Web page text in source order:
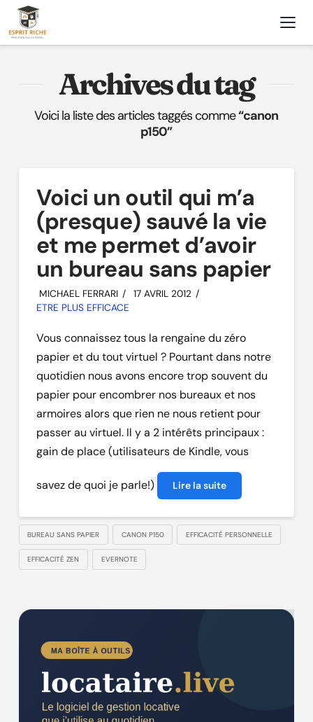
Archives du tag
Voici la liste des articles taggés comme“canon
p150”
Voici un outil qui m’a
(presque) sauvé la vie
et me permet d’avoir
un bureau sans papier
MICHAEL FERRARI
17 AVRIL 2012
ETRE PLUS EFFICACE
Vous connaissez tous la rengaine du zéro
papier et du tout virtuel ? Pourtant dans notre
quotidien nous avons encore trop souvent du
papier pour encombrer nos bureaux et nos
armoires alors que rien ne nous retient pour
passer au virtuel. Il y a 2 intérêts principaux :
gain de place (utilisateurs de Kindle, vous
savez de quoi je parle!) Lire la suite
BUREAU SANS PAPIER CANON P150 EFFICACITÉ PERSONNELLE
EFFICACITÉ ZEN EVERNOTE